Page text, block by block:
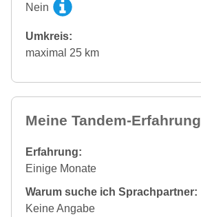
Nein
Umkreis:
maximal 25 km
Meine Tandem-Erfahrung
Erfahrung:
Einige Monate
Warum suche ich Sprachpartner:
Keine Angabe